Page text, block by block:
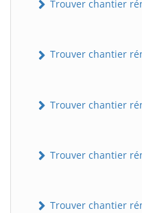
Trouver chantier
Trouver chantier
Trouver chantier
Trouver chantier
Trouver chantier